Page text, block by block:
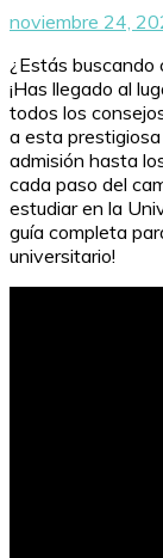
noviembre 24,
¿Estás buscando
¡Has llegado al
todos los
a esta
admisión hasta
cada paso del
estudiar en la
guía completa
universitario!